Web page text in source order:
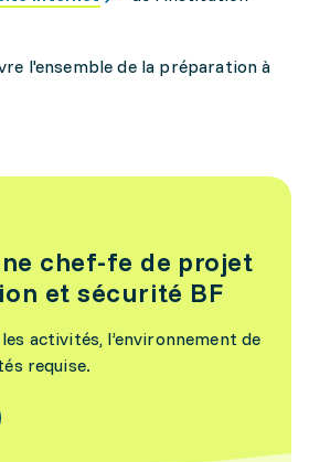
l'ensemble de la préparation à
chef-fe de projet
et sécurité BF
activités, l’environnement de
requise.